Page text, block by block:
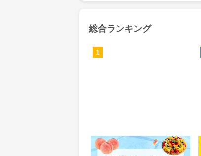
総合ランキング
Yahoo!ショッピング(ヤフー シ
ョッピング)
1